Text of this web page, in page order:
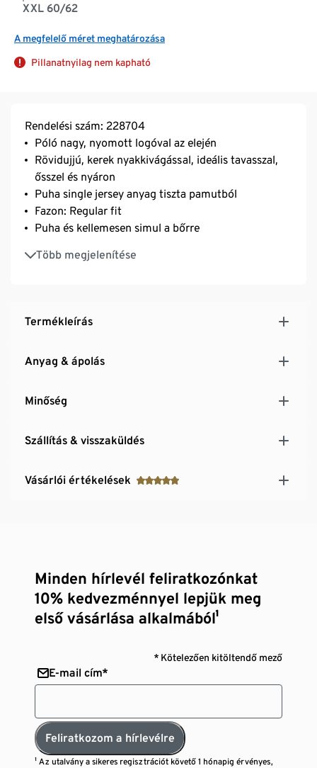
XXL 60/62
A megfelelő méret meghatározása
Pillanatnyilag nem kapható
Rendelési szám: 228704
Póló nagy, nyomott logóval az elején
Rövidujjú, kerek nyakkivágással, ideális tavasszal,
ősszel és nyáron
Puha single jersey anyag tiszta pamutból
Fazon: Regular fit
Puha és kellemesen simul a bőrre
Több megjelenítése
Maximális kényelem, mozgásszabadság és ideális
illeszkedés
Termékleírás
Anyag & ápolás
Minőség
Szállítás & visszaküldés
Vásárlói értékelések
Minden hírlevél feliratkozónkat
10% kedvezménnyel lepjük meg
első vásárlása alkalmából¹
* Kötelezően kitöltendő mező
E-mail cím*
Feliratkozom a hírlevélre
¹ Az utalvány a sikeres regisztrációt követő 1 hónapig érvényes,